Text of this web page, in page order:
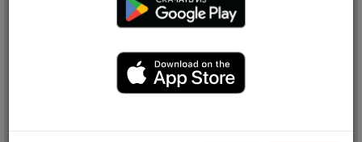
2019.06.28 NewsTime День Рождения Сосо Павлиашвили